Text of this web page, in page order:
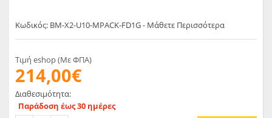
Κωδικός: BM-X2-U10-MPACK-FD1G - Μάθετε Περισσότερα
Τιμή eshop (Με ΦΠΑ)
214,00€
Διαθεσιμότητα:
Παράδοση έως 30 ημέρες